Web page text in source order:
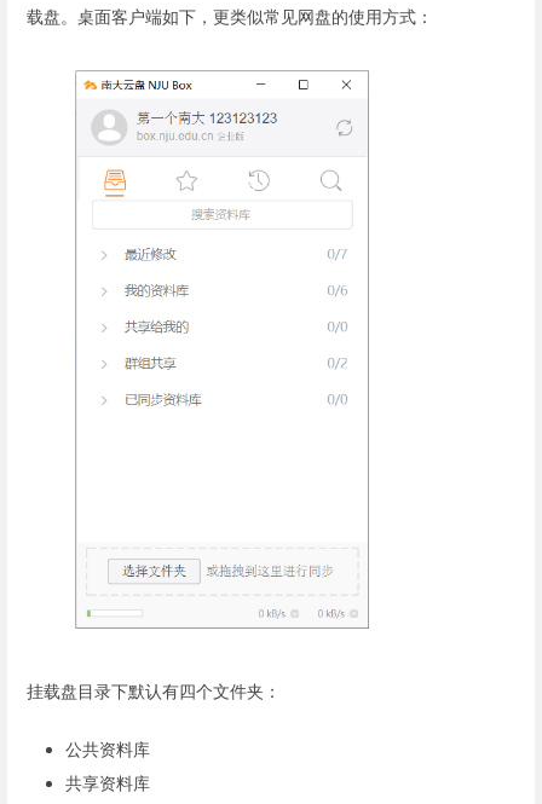
载盘。桌面客户端如下，更类似常见网盘的使用方式：
挂载盘目录下默认有四个文件夹：
公共资料库
共享资料库